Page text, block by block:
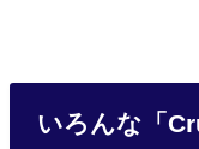
いろんな「